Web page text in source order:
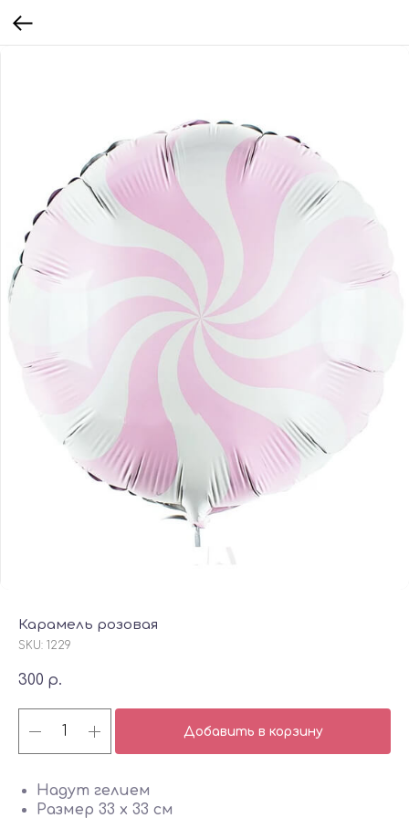
Карамель розовая
SKU: 1229
300 р.
Добавить в корзину
Надут гелием
Размер 33 х 33 см